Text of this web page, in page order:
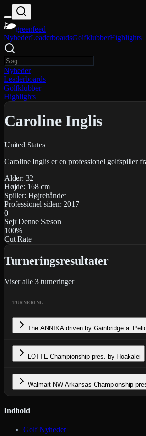
greenfeed
NyhederLeaderboardsGolfklubberHighlights
Nyheder
Leaderboards
Golfklubber
Highlights
Caroline Inglis
United States
Caroline Inglis er en professionel golfspiller
Alder: 32
Højde: 168 cm
Spiller: Højrehåndet
Professionel siden: 2017
0
Sejr Denne Sæson
100%
Cut Rate
Turneringsresultater
Viser alle 3 turneringer
TURNERING
The ANNIKA driven by Gainbridge at
LOTTE Championship pres. by Hoakalei
Walmart NW Arkansas Championship
Indhold
Golf Nyheder